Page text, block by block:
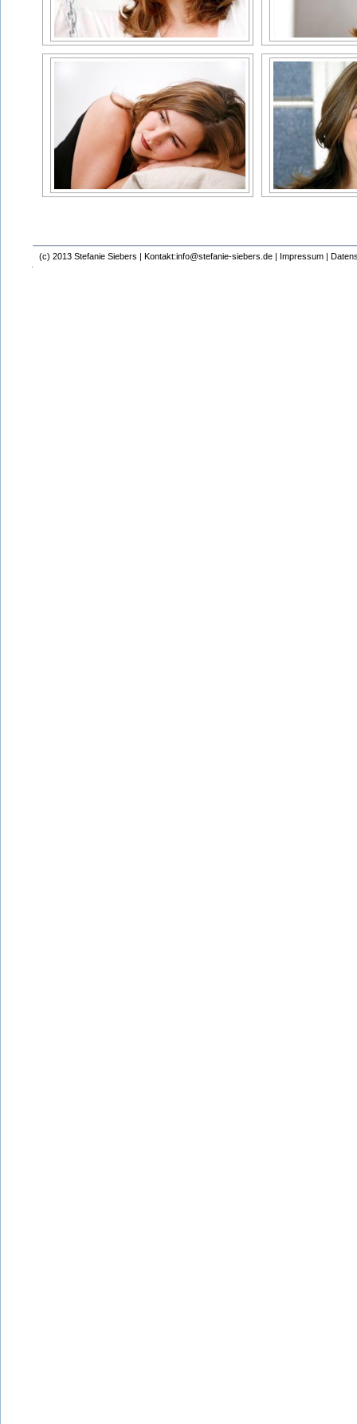
(c) 2013 Stefanie Siebers | Kontakt:info@stefanie-siebers.de | Impressum |